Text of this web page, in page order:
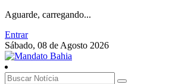
Aguarde, carregando...
Entrar
Sábado, 08 de Agosto 2026